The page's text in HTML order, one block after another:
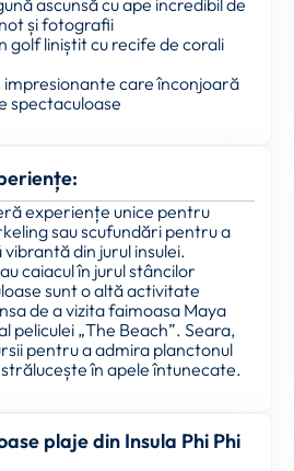
și fotografii
golf liniștit cu recife de corali
impresionante care înconjoară
spectaculoase
experiențe unice pentru
sau scufundări pentru a
din jurul insulei.
caiacul în jurul stâncilor
sunt o altă activitate
de a vizita faimoasa Maya
peliculei „The Beach”. Seara,
pentru a admira planctonul
în apele întunecate.
plaje din Insula Phi Phi